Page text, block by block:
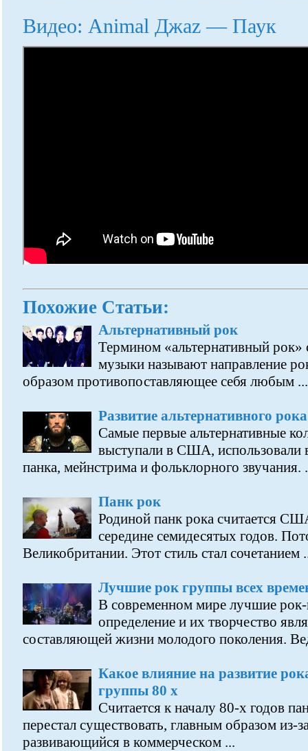
Видео: Animal Джаz — Паук
Похожие Статьи:
Альтернативный рок
Термином «альтернативный рок»
музыки называют направление
образом противопоставляющее себя любым ...
Развитие альтернативного рока
Самые первые альтернативные
выступали в США, использовали
панка, мейнстрима и фольклорного звучания.
Панк рок
Родиной панк рока считается
середине семидесятых годов.
Великобритании. Этот стиль стал сочетанием
Лучшие рок группы всех
В современном мире лучшие
определение и их творчество
составляющей жизни молодого поколения.
Какое влияние на развитие
группы 80 х
Считается к началу 80-х годов
перестал существовать, главным образом из-
развивающийся в коммерческом ...